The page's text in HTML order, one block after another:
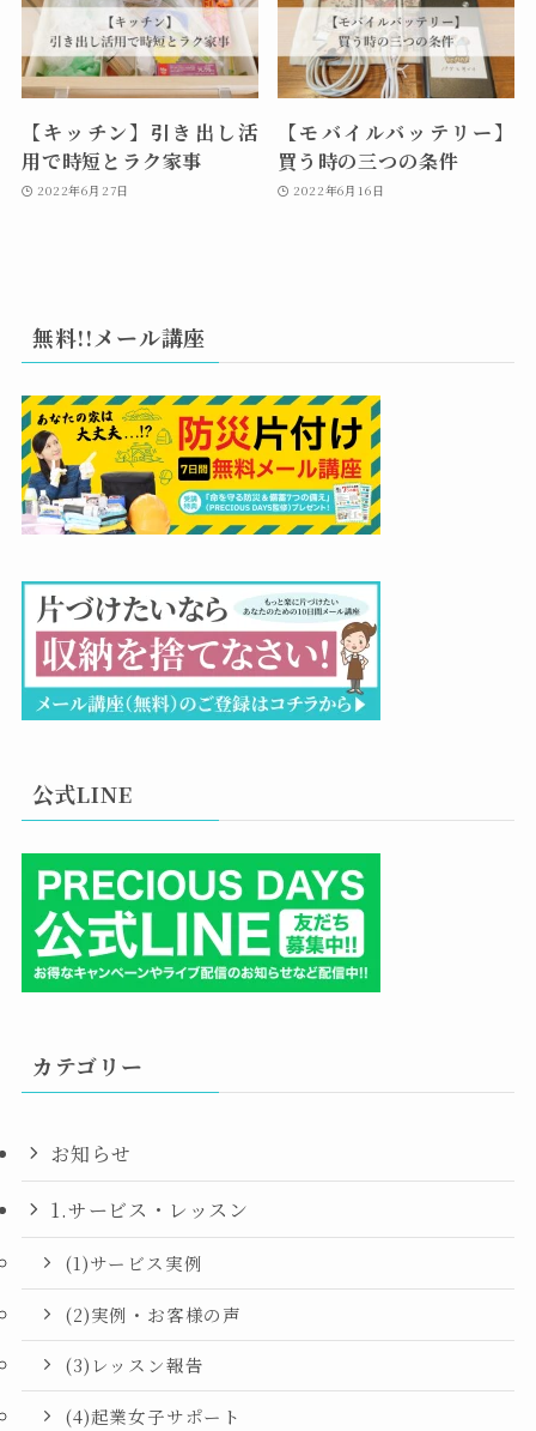
【キッチン】引き出し活
用で時短とラク家事
2022年6月27日
【モバイルバッテリー】
買う時の三つの条件
2022年6月16日
無料!!メール講座
公式LINE
カテゴリー
お知らせ
1.サービス・レッスン
(1)サービス実例
(2)実例・お客様の声
(3)レッスン報告
(4)起業女子サポート